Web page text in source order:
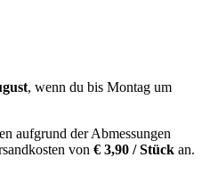
, wenn du bis Montag um
aufgrund der Abmessungen
von € 3,90 / Stück an.